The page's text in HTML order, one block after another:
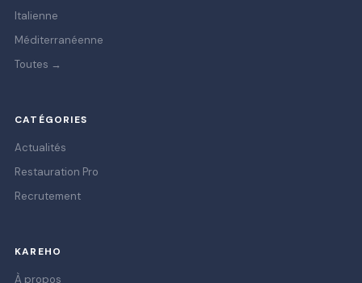
Italienne
Méditerranéenne
Toutes →
CATÉGORIES
Actualités
Restauration Pro
Recrutement
KAREHO
À propos